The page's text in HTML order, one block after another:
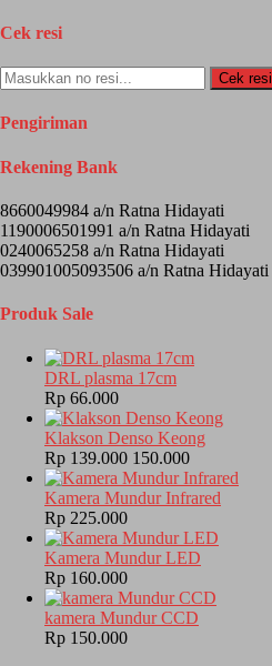
Cek resi
Cek resi
Pengiriman
Rekening Bank
8660049984 a/n Ratna Hidayati
1190006501991 a/n Ratna Hidayati
0240065258 a/n Ratna Hidayati
039901005093506 a/n Ratna Hidayati
Produk Sale
DRL plasma 17cm
Rp 66.000
Klakson Denso Keong
Rp 139.000 150.000
Kamera Mundur Infrared
Rp 225.000
Kamera Mundur LED
Rp 160.000
kamera Mundur CCD
Rp 150.000